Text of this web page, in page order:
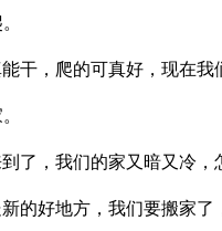
干，爬的可真好，现在我
了，我们的家又暗又冷，
的好地方，我们要搬家